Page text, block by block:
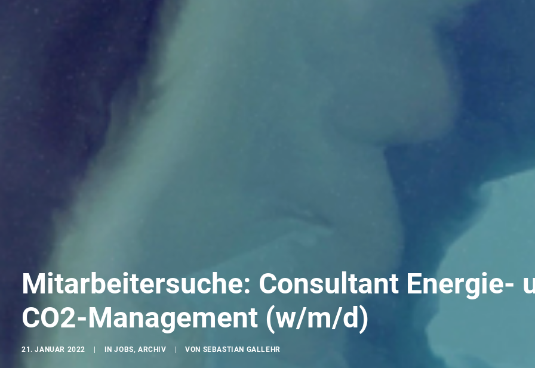
Mitarbeitersuche: Consultant Energie-
CO2-Management (w/m/d)
21. JANUAR 2022 INJOBS,ARCHIV VON SEBASTIAN GALLEHR